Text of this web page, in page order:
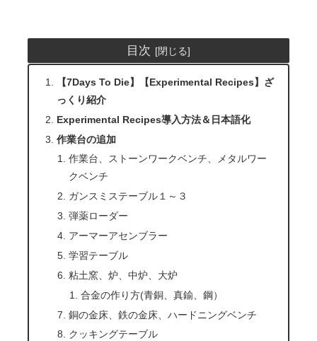
目次
【7Days To Die】【Experimental Recipes】ざ
っくり紹介
Experimental Recipes導入方法＆日本語化
作業台の追加
作業台、ストーンワークベンチ、メタルワー
クベンチ
ガンスミステーブル１～３
弾薬ローダー
アーマーアセンブラー
学習テーブル
粘土窯、炉、中炉、大炉
合金の作り方(青銅、真鍮、鋼）
銅の金床、鉄の金床、ハードニングベンチ
クッキングテーブル